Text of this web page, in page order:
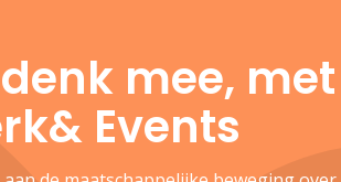
mee, met
Events